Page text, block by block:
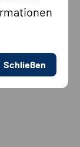
Schließen
zu
in das